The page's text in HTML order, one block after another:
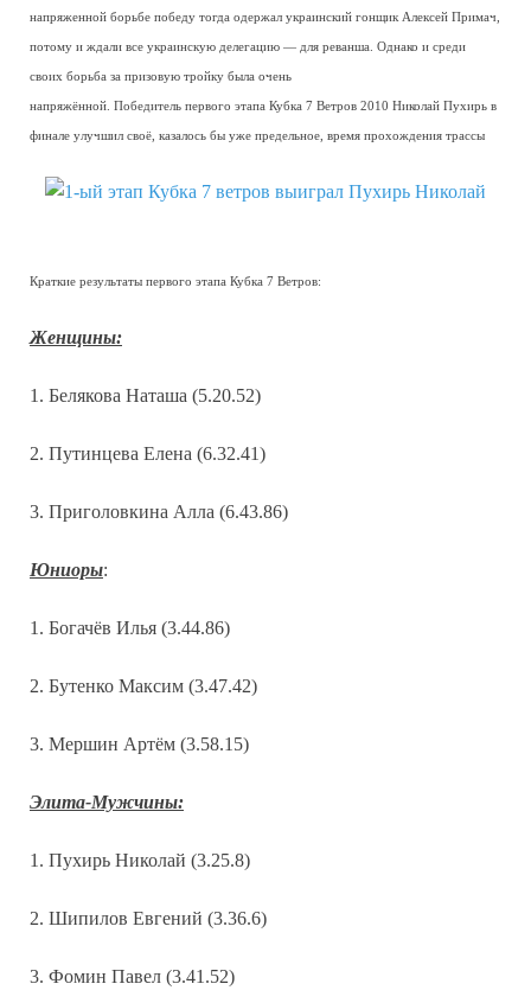
напряженной борьбе победу тогда одержал украинский гонщик Алексей Примач,
потому и ждали все украинскую делегацию — для реванша. Однако и среди
своих борьба за призовую тройку была очень
напряжённой. Победитель первого этапа Кубка 7 Ветров 2010 Николай Пухирь в
финале улучшил своё, казалось бы уже предельное, время прохождения трассы
Краткие результаты первого этапа Кубка 7 Ветров:
Женщины:
1. Белякова Наташа (5.20.52)
2. Путинцева Елена (6.32.41)
3. Приголовкина Алла (6.43.86)
Юниоры:
1. Богачёв Илья (3.44.86)
2. Бутенко Максим (3.47.42)
3. Мершин Артём (3.58.15)
Элита-Мужчины:
1. Пухирь Николай (3.25.8)
2. Шипилов Евгений (3.36.6)
3. Фомин Павел (3.41.52)